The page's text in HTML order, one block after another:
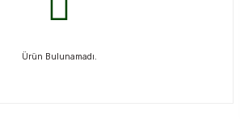
Ürün Bulunamadı.